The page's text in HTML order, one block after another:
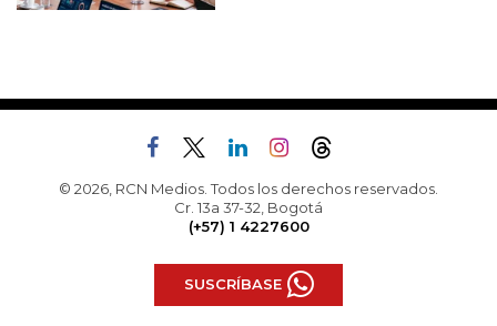
© 2026, RCN Medios. Todos los derechos reservados.
Cr. 13a 37-32, Bogotá
(+57) 1 4227600
SUSCRÍBASE